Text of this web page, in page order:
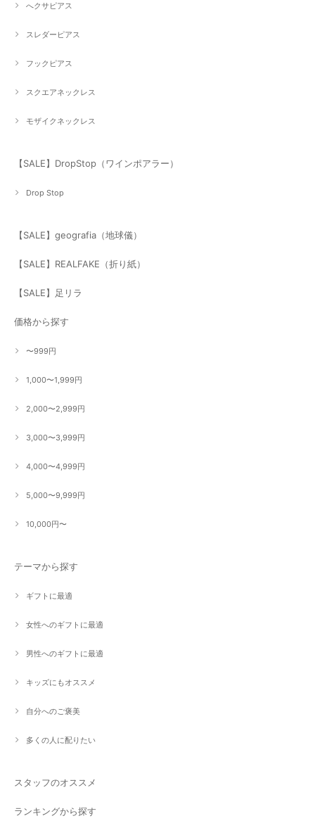
へクサピアス
スレダーピアス
フックピアス
スクエアネックレス
モザイクネックレス
【SALE】DropStop（ワインポアラー）
Drop Stop
【SALE】geografia（地球儀）
【SALE】REALFAKE（折り紙）
【SALE】足リラ
価格から探す
〜999円
1,000〜1,999円
2,000〜2,999円
3,000〜3,999円
4,000〜4,999円
5,000〜9,999円
10,000円〜
テーマから探す
ギフトに最適
女性へのギフトに最適
男性へのギフトに最適
キッズにもオススメ
自分へのご褒美
多くの人に配りたい
スタッフのオススメ
ランキングから探す